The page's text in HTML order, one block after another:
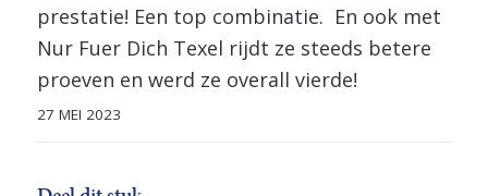
prestatie! Een top combinatie. En ook met
Nur Fuer Dich Texel rijdt ze steeds betere
proeven en werd ze overall vierde!
27 MEI 2023